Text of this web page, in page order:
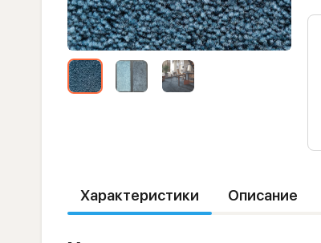
Характеристики Описание